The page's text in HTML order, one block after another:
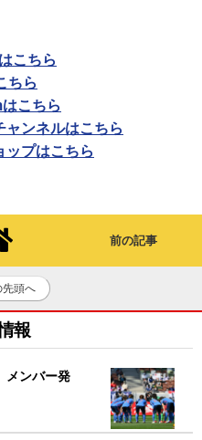
こちら
ちら
こちら
ャンネルはこちら
ップはこちら
前の記事
先頭へ
報
メンバー発